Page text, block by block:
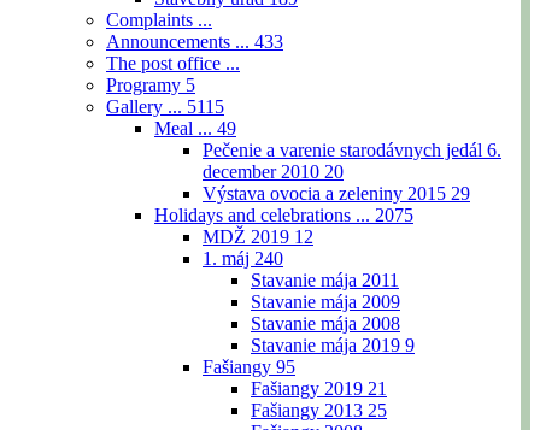
Complaints ...
Announcements ... 433
The post office ...
Programy 5
Gallery ... 5115
Meal ... 49
Pečenie a varenie starodávnych jedál 6.
december 2010 20
Výstava ovocia a zeleniny 2015 29
Holidays and celebrations ... 2075
MDŽ 2019 12
1. máj 240
Stavanie mája 2011
Stavanie mája 2009
Stavanie mája 2008
Stavanie mája 2019 9
Fašiangy 95
Fašiangy 2019 21
Fašiangy 2013 25